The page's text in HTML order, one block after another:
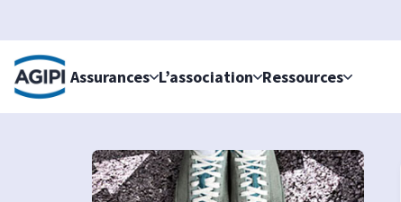
Accès au menu
Accès au contenu principal
Assurances L’association Ressources